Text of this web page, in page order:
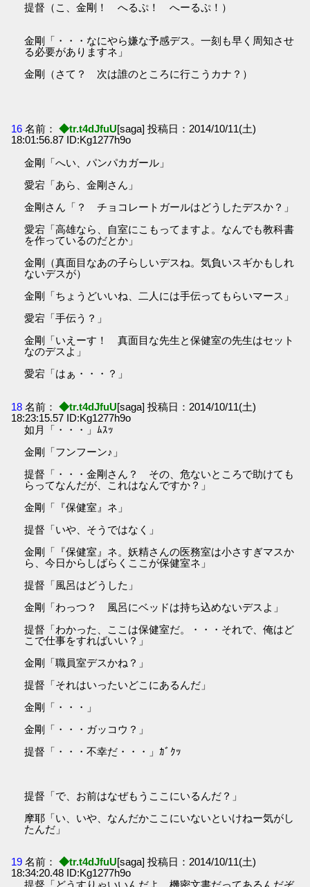
提督（こ、金剛！ へるぷ！ へーるぷ！）
金剛「・・・なにやら嫌な予感デス。一刻も早く周知させ
る必要がありますネ」
金剛（さて？ 次は誰のところに行こうカナ？）
16 名前： ◆tr.t4dJfuU[saga] 投稿日：2014/10/11(土)
18:01:56.87 ID:Kg1277h9o
金剛「へい、パンパカガール」
愛宕「あら、金剛さん」
金剛さん「？ チョコレートガールはどうしたデスか？」
愛宕「高雄なら、自室にこもってますよ。なんでも教科書
を作っているのだとか」
金剛（真面目なあの子らしいデスね。気負いスギかもしれ
ないデスが）
金剛「ちょうどいいね、二人には手伝ってもらいマース」
愛宕「手伝う？」
金剛「いえーす！ 真面目な先生と保健室の先生はセット
なのデスよ」
愛宕「はぁ・・・？」
18 名前： ◆tr.t4dJfuU[saga] 投稿日：2014/10/11(土)
18:23:15.57 ID:Kg1277h9o
如月「・・・」ﾑｽｯ
金剛「フンフーン♪」
提督「・・・金剛さん？ その、危ないところで助けても
らってなんだが、これはなんですか？」
金剛「『保健室』ネ」
提督「いや、そうではなく」
金剛「『保健室』ネ。妖精さんの医務室は小さすぎマスか
ら、今日からしばらくここが保健室ネ」
提督「風呂はどうした」
金剛「わっつ？ 風呂にベッドは持ち込めないデスよ」
提督「わかった、ここは保健室だ。・・・それで、俺はど
こで仕事をすればいい？」
金剛「職員室デスかね？」
提督「それはいったいどこにあるんだ」
金剛「・・・」
金剛「・・・ガッコウ？」
提督「・・・不幸だ・・・」ｶﾞｸｯ
提督「で、お前はなぜもうここにいるんだ？」
摩耶「い、いや、なんだかここにいないといけねー気がし
たんだ」
19 名前： ◆tr.t4dJfuU[saga] 投稿日：2014/10/11(土)
18:34:20.48 ID:Kg1277h9o
提督「どうすりゃいいんだよ。機密文書だってあるんだぞ